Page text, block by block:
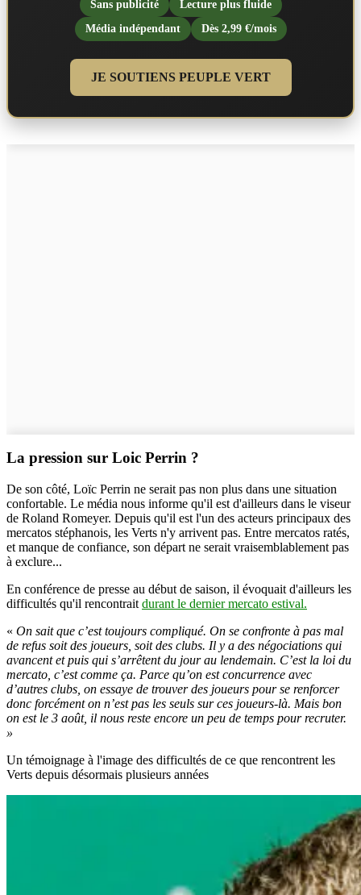
Sans publicité
Lecture plus fluide
Média indépendant
Dès 2,99 €/mois
JE SOUTIENS PEUPLE VERT
La pression sur Loic Perrin ?
De son côté, Loïc Perrin ne serait pas non plus dans une situation
confortable. Le média nous informe qu'il est d'ailleurs dans le viseur
de Roland Romeyer. Depuis qu'il est l'un des acteurs principaux des
mercatos stéphanois, les Verts n'y arrivent pas. Entre mercatos ratés,
et manque de confiance, son départ ne serait vraisemblablement pas
à exclure...
En conférence de presse au début de saison, il évoquait d'ailleurs les
difficultés qu'il rencontrait durant le dernier mercato estival.
« On sait que c’est toujours compliqué. On se confronte à pas mal
de refus soit des joueurs, soit des clubs. Il y a des négociations qui
avancent et puis qui s’arrêtent du jour au lendemain. C’est la loi du
mercato, c’est comme ça. Parce qu’on est concurrence avec
d’autres clubs, on essaye de trouver des joueurs pour se renforcer
donc forcément on n’est pas les seuls sur ces joueurs-là. Mais bon
on est le 3 août, il nous reste encore un peu de temps pour recruter.
»
Un témoignage à l'image des difficultés de ce que rencontrent les
Verts depuis désormais plusieurs années